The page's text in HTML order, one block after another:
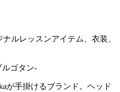
ルレッスンアイテム、衣装、
ルゴタン-
が手掛けるブランド。ヘッド